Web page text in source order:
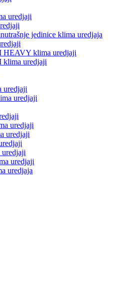
uredjaji
jedinice klima uredjaja
klima uredjaji
uredjaji
uredjaji
uredjaji
uredjaji
uredjaji
uredjaji
uredjaja